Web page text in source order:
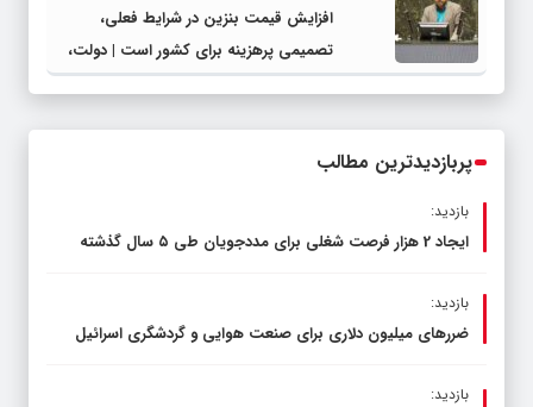
افزایش قیمت بنزین در شرایط فعلی،
تصمیمی پرهزینه برای کشور است | دولت،
قاچاق سوخت و عوامل اصلی ناترازی را
پربازدیدترین مطالب
بازدید:
ایجاد 2 هزار فرصت شغلی برای مددجویان طی ۵ سال گذشته
بازدید:
ضررهای میلیون دلاری برای صنعت هوایی و گردشگری اسرائیل
بازدید: